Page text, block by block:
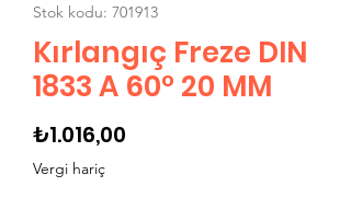
Stok kodu: 701913
Kırlangıç Freze DIN
1833 A 60° 20 MM
₺1.016,00
Vergi hariç